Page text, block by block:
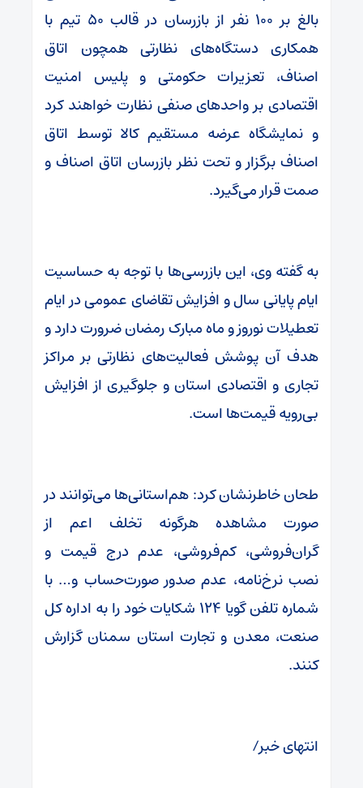
بالغ بر ۱۰۰ نفر از بازرسان در قالب ۵۰ تیم با
همکاری دستگاه‌های نظارتی همچون اتاق
اصناف، تعزیرات حکومتی و پلیس امنیت
اقتصادی بر واحدهای صنفی نظارت خواهند کرد
و نمایشگاه عرضه مستقیم کالا توسط اتاق
اصناف برگزار و تحت نظر بازرسان اتاق اصناف و
صمت قرار می‌گیرد.
به گفته وی، این بازرسی‌ها با توجه به حساسیت
ایام پایانی سال و افزایش تقاضای عمومی در ایام
تعطیلات نوروز و ماه مبارک رمضان ضرورت دارد و
هدف آن پوشش فعالیت‌های نظارتی بر مراکز
تجاری و اقتصادی استان و جلوگیری از افزایش
بی‌رویه قیمت‌ها است.
طحان خاطرنشان کرد: هم‌استانی‌ها می‌توانند در
صورت مشاهده هرگونه تخلف اعم از
گران‌فروشی، کم‌فروشی، عدم درج قیمت و
نصب نرخ‌نامه، عدم صدور صورت‌حساب و… با
شماره تلفن گویا ۱۲۴ شکایات خود را به اداره کل
صنعت، معدن و تجارت استان سمنان گزارش
کنند.
انتهای خبر/